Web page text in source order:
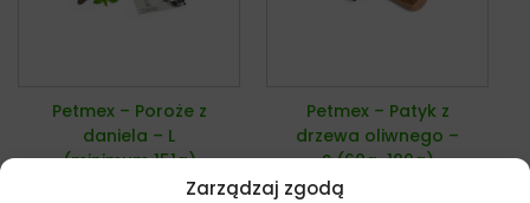
Zarządzaj zgodą
Petmex – Poroże z
daniela – L
(minimum 151g)
Petmex – Patyk z
drzewa oliwnego –
S (60g-100g)